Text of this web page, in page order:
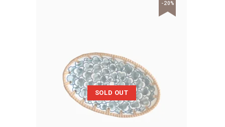
SOLD OUT
-20%